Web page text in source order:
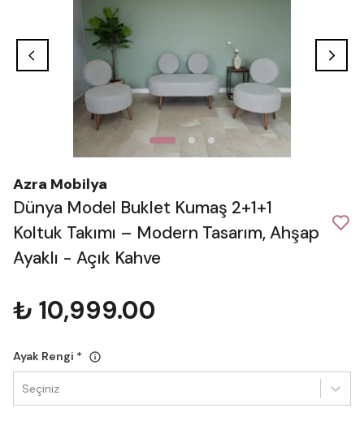
Azra Mobilya
Dünya Model Buklet Kumaş 2+1+1
Koltuk Takımı – Modern Tasarım, Ahşap
Ayaklı - Açık Kahve
₺ 10,999.00
Ayak Rengi *
Seçiniz